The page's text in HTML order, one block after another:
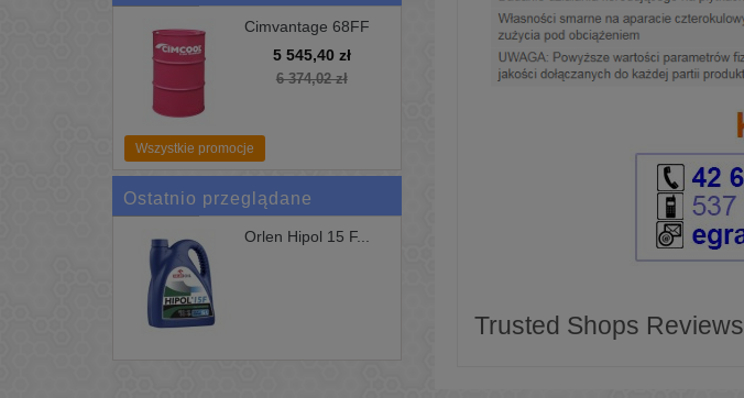
Cimvantage 68FF
Chłodziwo Cimcool
5 545,40 zł
6 374,02 zł
Wszystkie promocje
Ostatnio przeglądane
Orlen Hipol 15 F...
Trusted Shops Reviews